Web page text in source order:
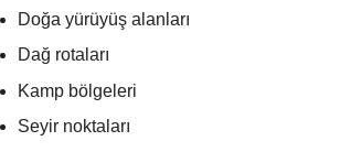
Doğa yürüyüş alanları
Dağ rotaları
Kamp bölgeleri
Seyir noktaları